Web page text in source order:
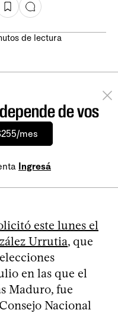
de lectura
de vos
mes
Ingresá
este lunes el
Urrutia, que
en las que el
Maduro, fue
Nacional